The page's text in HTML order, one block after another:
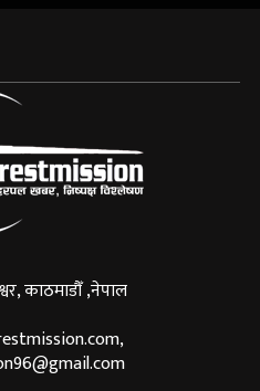
काठमाडौँ ,नेपाल
,